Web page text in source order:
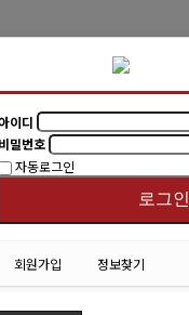
이디
비밀번호
자동로그인
로그인
회원가입 정보찾기